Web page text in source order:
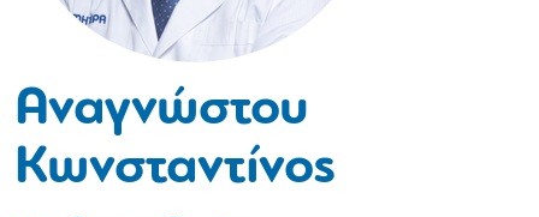
Αναγνώστου
Κωνσταντίνος